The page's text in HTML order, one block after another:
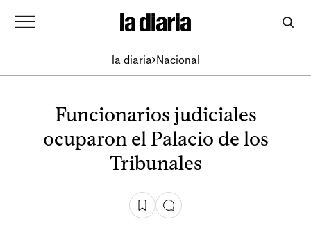
la diaria Nacional
Funcionarios judiciales
ocuparon el Palacio de los
Tribunales